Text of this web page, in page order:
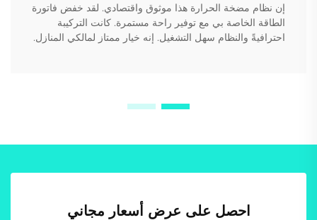
إن نظام مضخة الحرارة هذا موثوق واقتصادي. لقد خفض فاتورة
الطاقة الخاصة بي مع توفير راحة مستمرة. كانت التركيبة
احترافيةً والنظام سهل التشغيل. إنه خيار ممتاز لمالكي المنازل.
احصل على عرض أسعار مجاني